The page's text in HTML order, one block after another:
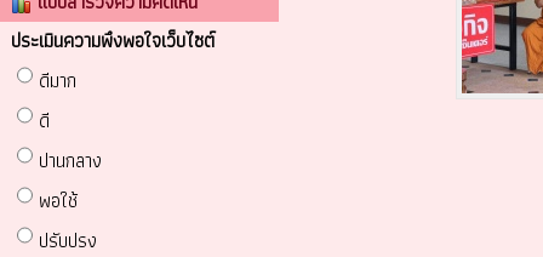
ประเมินความพึงพอใจเว็บไซต์
ดีมาก
ดี
ปานกลาง
พอใช้
ปรับปรง